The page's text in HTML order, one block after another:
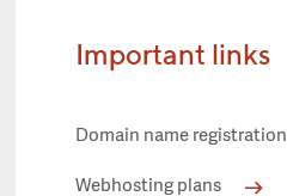
Important links
Domain name registration
Webhosting plans